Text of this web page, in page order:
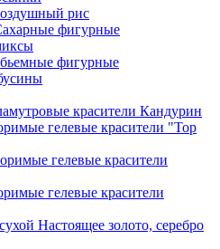
рис
фигурные
фигурные
красители Кандурин
гелевые красители "Top
гелевые красители
гелевые красители
Настоящее золото, серебро